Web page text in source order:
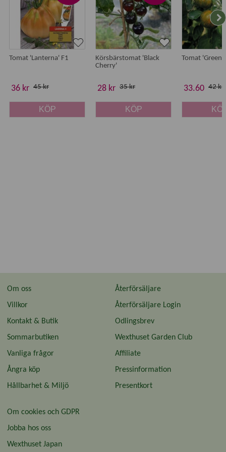
Tomat 'Lanterna' F1
36 kr 45 kr
KÖP
Körsbärstomat 'Black
Cherry'
28 kr 35 kr
KÖP
Tomat 'Green
33.60 42 kr
Om oss
Villkor
Kontakt & Butik
Sommarbutiken
Vanliga frågor
Ångra köp
Hållbarhet & Miljö
Återförsäljare
Återförsäljare Login
Odlingsbrev
Wexthuset Garden Club
Affiliate
Pressinformation
Presentkort
Om cookies och GDPR
Jobba hos oss
Wexthuset Japan